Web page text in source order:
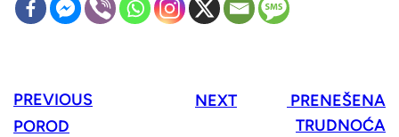
PREVIOUS
POROD
NEXT
PRENEŠENA
TRUDNOĆA